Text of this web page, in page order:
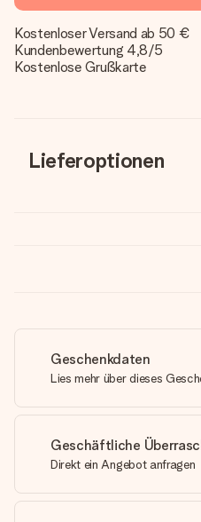
Kostenloser Versand ab 50 €
Kundenbewertung 4,8/5
Kostenlose Grußkarte
Lieferoptionen
Geschenkdaten
Lies mehr über dieses
Geschäftliche
Direkt ein Angebot anfragen